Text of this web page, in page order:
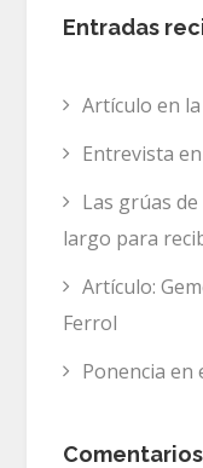
Entradas
Artículo en la
Entrevista
Las grúas
largo para
Artículo:
Ferrol
Ponencia en